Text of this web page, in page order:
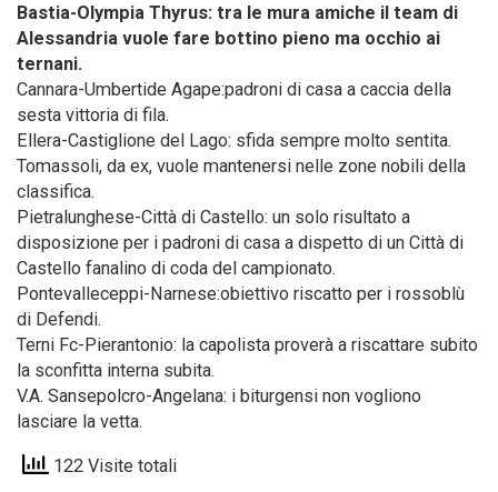
Bastia-Olympia Thyrus: tra le mura amiche il team di
Alessandria vuole fare bottino pieno ma occhio ai
ternani.
Cannara-Umbertide Agape:padroni di casa a caccia della
sesta vittoria di fila.
Ellera-Castiglione del Lago: sfida sempre molto sentita.
Tomassoli, da ex, vuole mantenersi nelle zone nobili della
classifica.
Pietralunghese-Città di Castello: un solo risultato a
disposizione per i padroni di casa a dispetto di un Città di
Castello fanalino di coda del campionato.
Pontevalleceppi-Narnese:obiettivo riscatto per i rossoblù
di Defendi.
Terni Fc-Pierantonio: la capolista proverà a riscattare subito
la sconfitta interna subita.
V.A. Sansepolcro-Angelana: i biturgensi non vogliono
lasciare la vetta.
122 Visite totali